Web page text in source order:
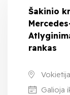
Šakinio
rankas
Galioja